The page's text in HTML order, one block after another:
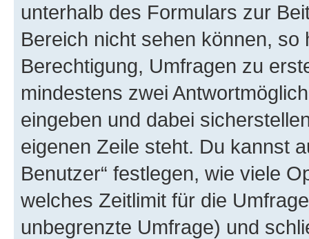
unterhalb des Formulars zur
Bereich nicht sehen können,
Berechtigung, Umfragen zu
mindestens zwei
eingeben und dabei
eigenen Zeile steht. Du kannst
Benutzer“ festlegen, wie viele
welches Zeitlimit für die
unbegrenzte Umfrage) und